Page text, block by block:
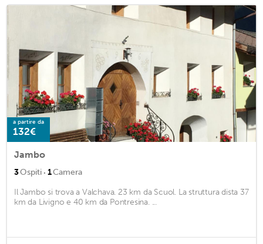
a partire da
132€
Jambo
3Ospiti · 1Camera
Il Jambo si trova a Valchava. 23 km da Scuol. La struttura dista 37
km da Livigno e 40 km da Pontresina. ...